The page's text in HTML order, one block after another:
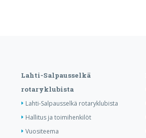
Lahti-Salpausselkä
rotaryklubista
Lahti-Salpausselkä rotaryklubista
Hallitus ja toimihenkilöt
Vuositeema